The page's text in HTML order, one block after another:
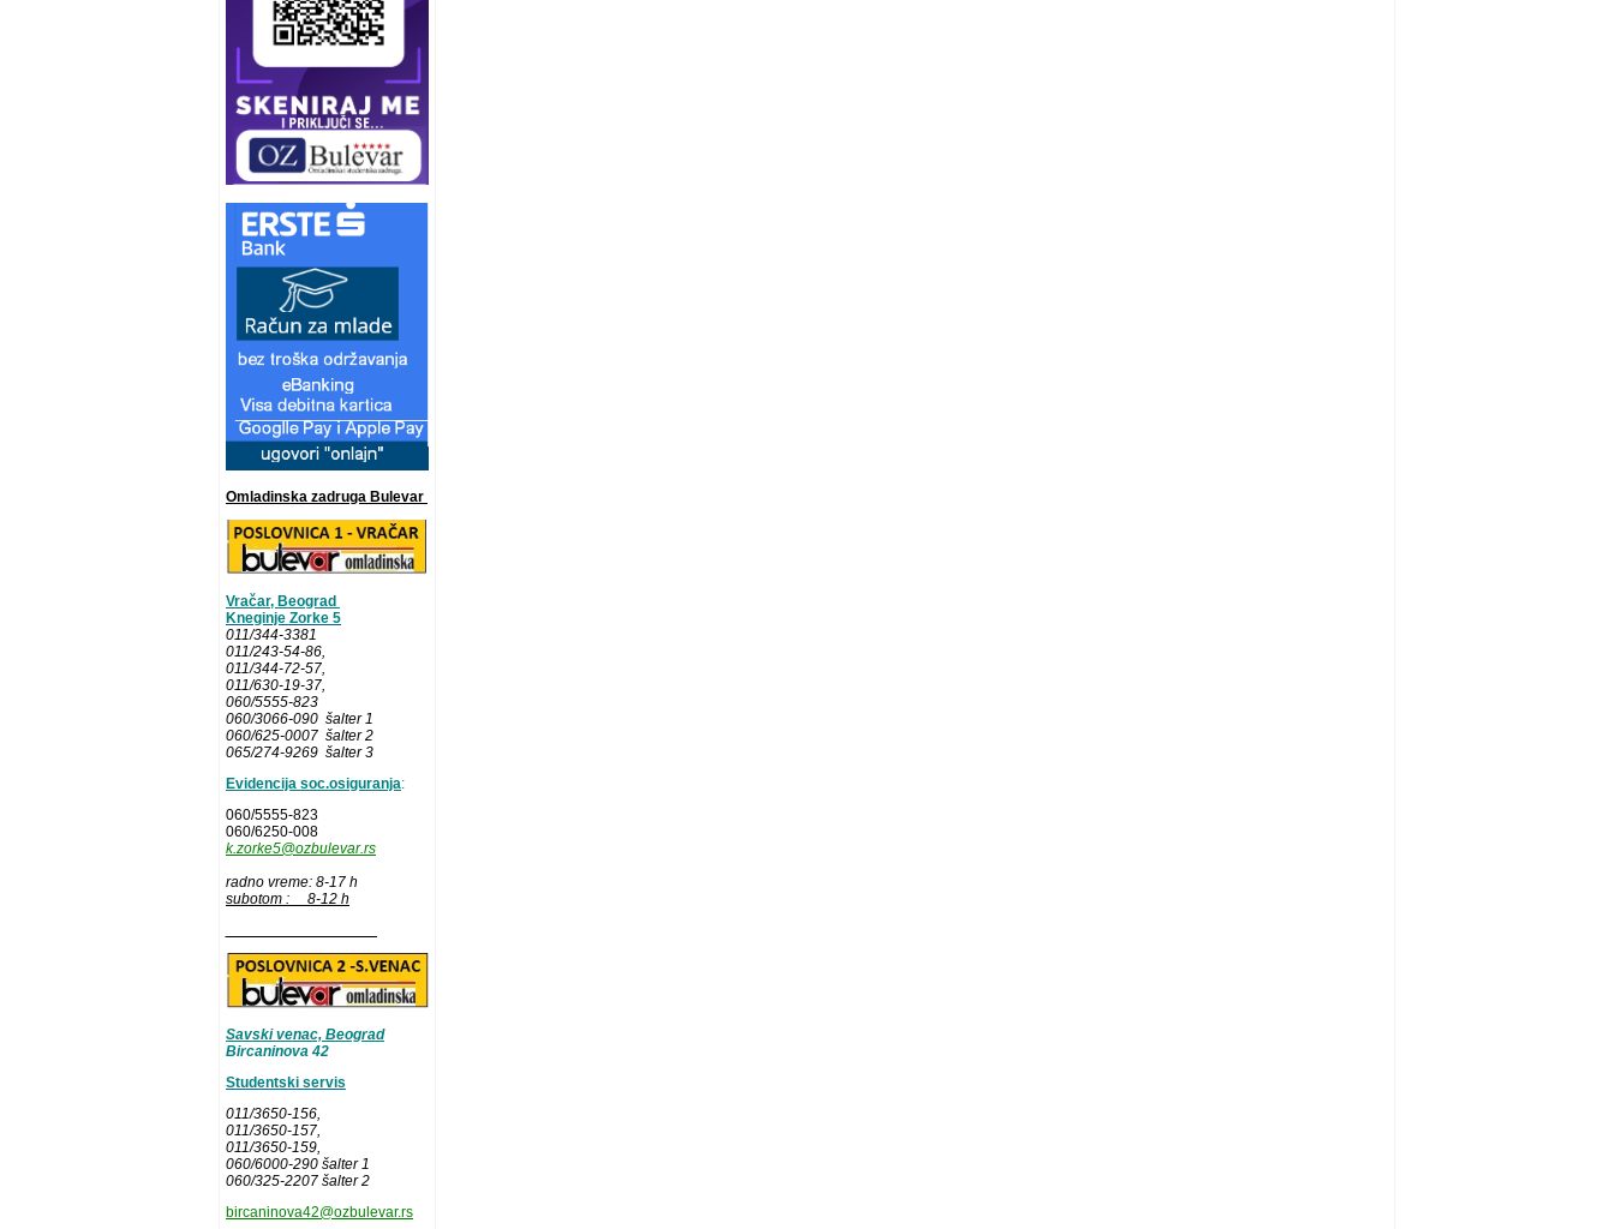
Omladinska zadruga Bulevar
Vračar, Beograd
Kneginje Zorke 5
011/344-3381
011/243-54-86
011/344-72-57,
011/630-19-37,
060/5555-823
060/3066-090 šalter 1
060/625-0007 šalter 2
065/274-9269 šalter 3
Evidencija soc.osiguranja:
060/5555-823
060/6250-008
k.zorke5@ozbulevar.rs
radno vreme: 8-17 h
subotom : 8-12 h
Savski venac, Beograd
Bircaninova 42
Studentski servis
011/3650-156,
011/3650-157,
011/3650-159,
060/6000-290 šalter 1
060/325-2207 šalter 2
bircaninova42@ozbulevar.rs